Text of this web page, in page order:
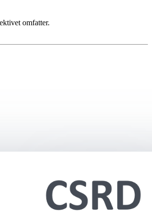
omfatter.